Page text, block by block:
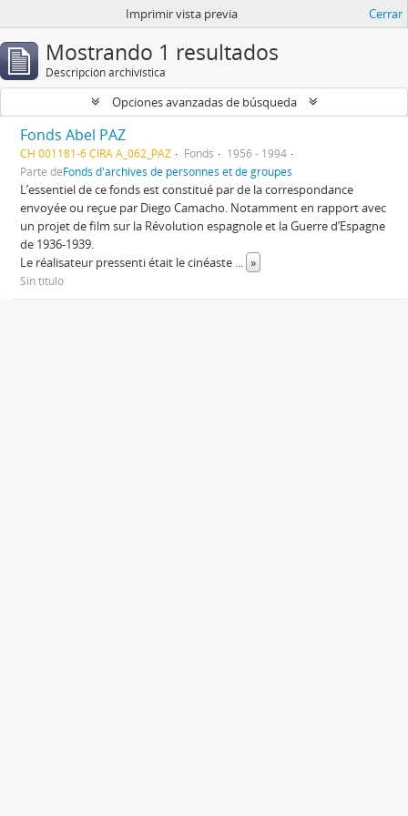
Imprimir vista previa Cerrar
Mostrando 1 resultados
Descripción archivística
Opciones avanzadas de búsqueda
Fonds Abel PAZ
CH 001181-6 CIRA A_062_PAZ Fonds
1956 - 1994
Parte deFonds d'archives de personnes et de groupes
L’essentiel de ce fonds est constitué par de la correspondance
envoyée ou reçue par Diego Camacho. Notamment en rapport avec
un projet de film sur la Révolution espagnole et la Guerre d’Espagne
de 1936-1939.
Le réalisateur pressenti était le cinéaste ... »
Sin título